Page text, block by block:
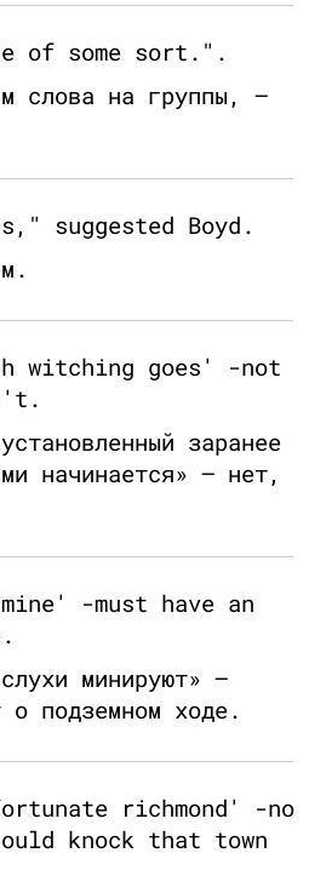
of some sort.".
слова на группы, —
suggested Boyd.
witching goes' -not
заранее
начинается» — нет,
-must have an
минируют» —
подземном ходе.
richmond' -no
knock that town